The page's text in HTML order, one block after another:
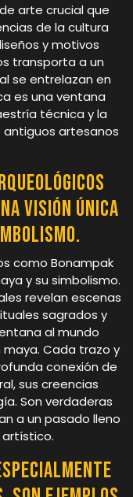
arte crucial que
de la cultura
y motivos
transporta a un
se entrelazan en
es una ventana
técnica y la
antiguos artesanos
visión única
como Bonampak
y su simbolismo.
revelan escenas
sagrados y
al mundo
maya. Cada trazo y
conexión de
sus creencias
Son verdaderas
a un pasado lleno